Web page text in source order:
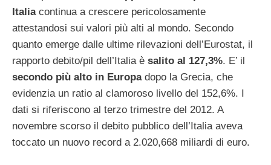
Italiacontinua a crescere pericolosamente
attestandosi sui valori più alti al mondo. Secondo
quanto emerge dalle ultime rilevazioni dell’Eurostat, il
rapporto debito/pil dell’Italia è salito al 127,3%. E’ il
secondo più alto in Europa dopo la Grecia, che
evidenzia un ratio al clamoroso livello del 152,6%. I
dati si riferiscono al terzo trimestre del 2012. A
novembre scorso il debito pubblico dell’Italia aveva
toccato un nuovo record a 2.020,668 miliardi di euro.